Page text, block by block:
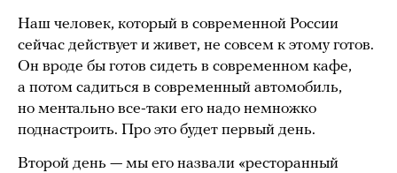
Наш человек, который в современной России
сейчас действует и живет, не совсем к этому готов.
Он вроде бы готов сидеть в современном кафе,
а потом садиться в современный автомобиль,
но ментально все-таки его надо немножко
поднастроить. Про это будет первый день.
Второй день — мы его назвали «ресторанный